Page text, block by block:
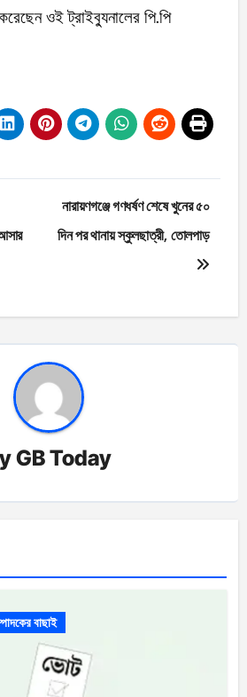
ওই ট্রাইব্যুনালের পি.পি
নারায়ণগঞ্জে গণধর্ষণ শেষে খুনের ৫০
দিন পর থানায় স্কুলছাত্রী, তোলপাড়
GB Today
বাছাই